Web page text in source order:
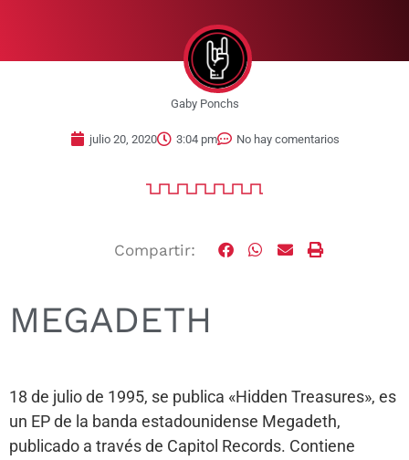
Gaby Ponchs
julio 20, 2020 3:04 pm No hay comentarios
Compartir:
MEGADETH
18 de julio de 1995, se publica «Hidden Treasures», es
un EP de la banda estadounidense Megadeth,
publicado a través de Capitol Records. Contiene